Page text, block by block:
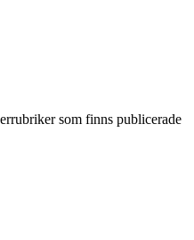
som finns publicerade